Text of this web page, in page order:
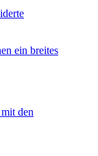
ein breites
den